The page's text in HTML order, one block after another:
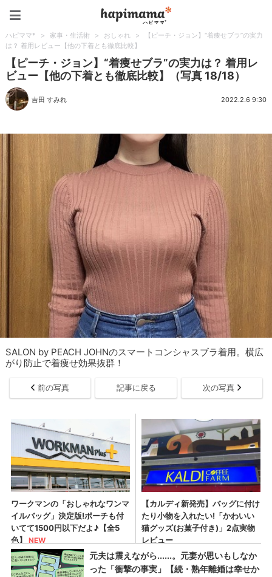
ハピママ* > 家事・生活術 > おしゃれ >
【ピーチ・ジョン】“着痩せブラ”の実力
は？ 着用レビュー【他の下着とも徹底比較】
【ピーチ・ジョン】“着痩せブラ”の実力は？ 着用レ
ビュー【他の下着とも徹底比較】（写真 18/18）
吉田 すみれ 2022.2.6 9:30
SALON by PEACH JOHNのスマートコンシャスブラ着用。横広
がり防止で着痩せ効果抜群！
前の写真 記事に戻る 次の写真